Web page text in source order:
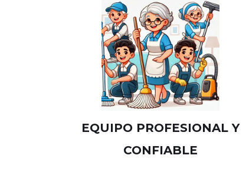
EQUIPO PROFESIONAL Y
CONFIABLE